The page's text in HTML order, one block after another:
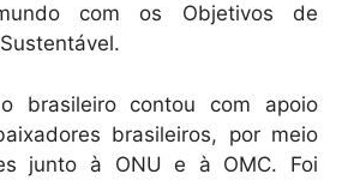
com os Objetivos de
brasileiro contou com apoio
brasileiros, por meio
junto à ONU e à OMC. Foi